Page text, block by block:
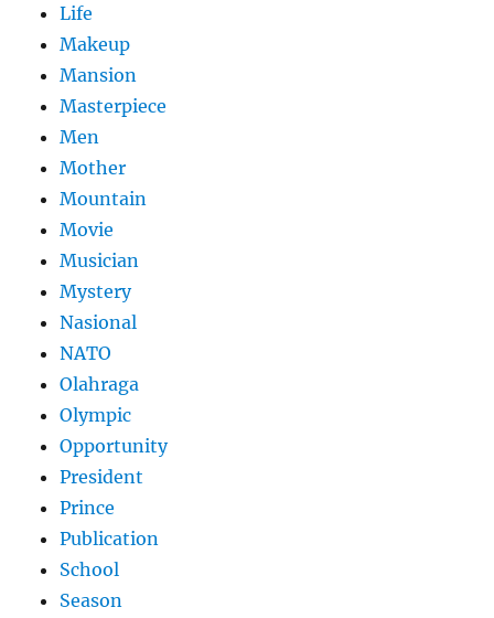
Life
Makeup
Mansion
Masterpiece
Men
Mother
Mountain
Movie
Musician
Mystery
Nasional
NATO
Olahraga
Olympic
Opportunity
President
Prince
Publication
School
Season